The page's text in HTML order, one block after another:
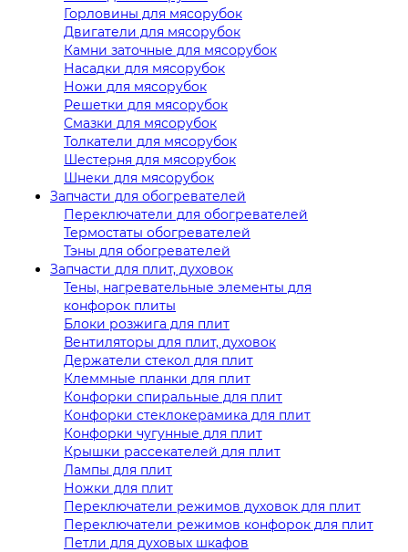
Горловины для мясорубок
Двигатели для мясорубок
Камни заточные для мясорубок
Насадки для мясорубок
Ножи для мясорубок
Решетки для мясорубок
Смазки для мясорубок
Толкатели для мясорубок
Шестерня для мясорубок
Шнеки для мясорубок
Запчасти для обогревателей
Переключатели для обогревателей
Термостаты обогревателей
Тэны для обогревателей
Запчасти для плит, духовок
Тены, нагревательные элементы для
конфорок плиты
Блоки розжига для плит
Вентиляторы для плит, духовок
Держатели стекол для плит
Клеммные планки для плит
Конфорки спиральные для плит
Конфорки стеклокерамика для плит
Конфорки чугунные для плит
Крышки рассекателей для плит
Лампы для плит
Ножки для плит
Переключатели режимов духовок для плит
Переключатели режимов конфорок для плит
Петли для духовых шкафов